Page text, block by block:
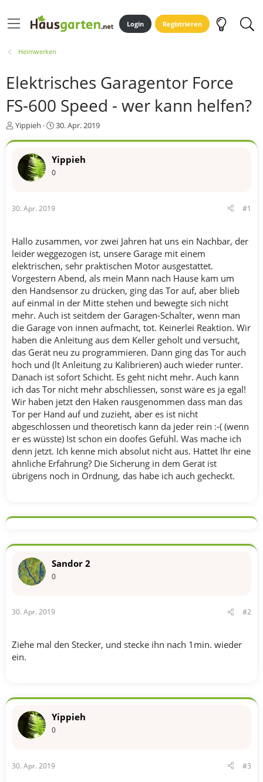
Login Registrieren
Heimwerken
Elektrisches Garagentor Force
FS-600 Speed - wer kann helfen?
E
e
r
Yippieh
E
t
30. Apr. 2019
Yippieh
0
30. Apr. 2019 #1
Hallo zusammen, vor zwei Jahren hat uns ein Nachbar, der
leider weggezogen ist, unsere Garage mit einem
elektrischen, sehr praktischen Motor ausgestattet.
Vorgestern Abend, als mein Mann nach Hause kam um
den Handsensor zu drücken, ging das Tor auf, aber blieb
auf einmal in der Mitte stehen und bewegte sich nicht
mehr. Auch ist seitdem der Garagen-Schalter, wenn man
die Garage von innen aufmacht, tot. Keinerlei Reaktion. Wir
haben die Anleitung aus dem Keller geholt und versucht,
das Gerät neu zu programmieren. Dann ging das Tor auch
hoch und (lt Anleitung zu Kalibrieren) auch wieder runter.
Danach ist sofort Schicht. Es geht nicht mehr. Auch kann
ich das Tor nicht mehr abschliessen, sonst wäre es ja egal!
Wir haben jetzt den Haken rausgenommen dass man das
Tor per Hand auf und zuzieht, aber es ist nicht
abgeschlossen und theoretisch kann da jeder rein :-( (wenn
er es wüsste) Ist schon ein doofes Gefühl. Was mache ich
denn jetzt. Ich kenne mich absolut nicht aus. Hattet Ihr eine
ähnliche Erfahrung? Die Sicherung in dem Gerät ist
übrigens noch in Ordnung, das habe ich auch gecheckt.
Sandor 2
0
30. Apr. 2019 #2
Ziehe mal den Stecker, und stecke ihn nach 1min. wieder
ein.
Yippieh
0
30. Apr. 2019 #3